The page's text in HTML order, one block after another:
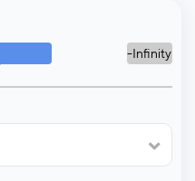
-Infinity